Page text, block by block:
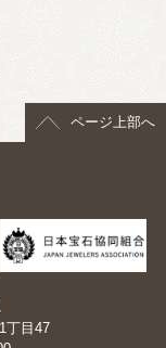
ページ上部へ
丁目47